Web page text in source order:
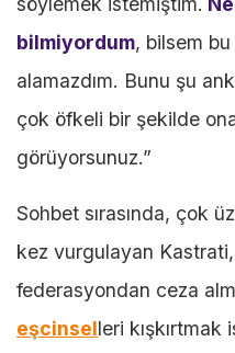
bilmiyordum, bilsem
alamazdım. Bunu şu
çok öfkeli bir şekilde
görüyorsunuz.”
Sohbet sırasında, çok
kez vurgulayan
federasyondan ceza
eşcinselleri